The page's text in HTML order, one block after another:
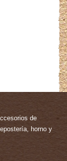
de
horno y